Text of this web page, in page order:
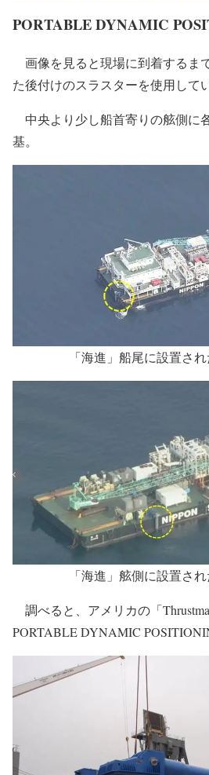
PORTABLE DYNAMIC
画像を見ると現場に到着するま
た後付けのスラスターを使用して
中央より少し船首寄りの舷側に
基。
「海進」船尾に設置さ
「海進」舷側に設置さ
調べると、アメリカの「
PORTABLE DYNAMIC